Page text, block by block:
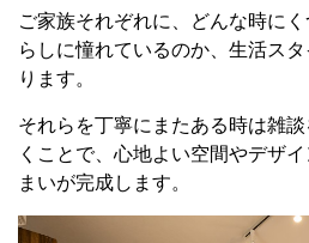
ご家族それぞれに、どんな時に
らしに憧れているのか、生活ス
ります。
それらを丁寧にまたある時は雑
くことで、心地よい空間やデザ
まいが完成します。